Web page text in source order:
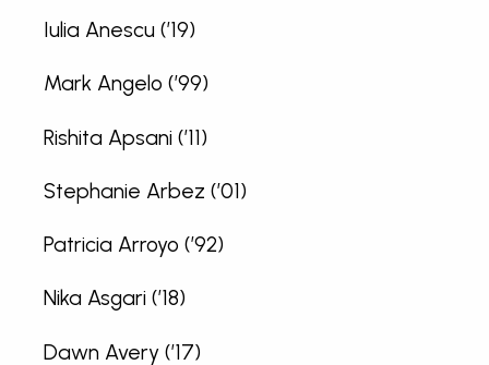
Iulia Anescu (’19)
Mark Angelo (’99)
Rishita Apsani (’11)
Stephanie Arbez (’01)
Patricia Arroyo (’92)
Nika Asgari (’18)
Dawn Avery (’17)